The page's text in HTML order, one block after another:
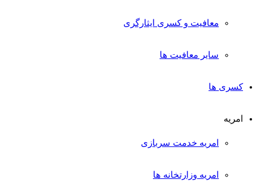
معافیت و کسری ایثارگری
سایر معافیت ها
کسری ها
امریه
امریه خدمت سربازی
امریه وزارتخانه ها